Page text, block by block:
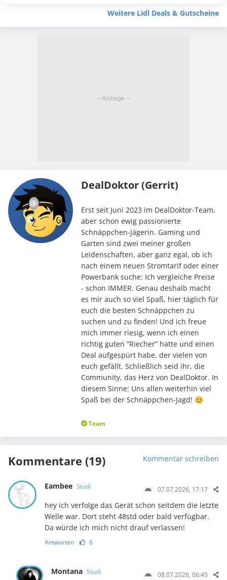
Weitere Lidl Deals & Gutscheine
DealDoktor (Gerrit)
Erst seit Juni 2023 im DealDoktor-Team,
aber schon ewig passionierte
Schnäppchen-Jägerin. Gaming und
Garten sind zwei meiner großen
Leidenschaften, aber ganz egal, ob ich
nach einem neuen Stromtarif oder einer
Powerbank suche: Ich vergleiche Preise
- schon IMMER. Genau deshalb macht
es mir auch so viel Spaß, hier täglich für
euch die besten Schnäppchen zu
suchen und zu finden! Und ich freue
mich immer riesig, wenn ich einen
richtig guten “Riecher” hatte und einen
Deal aufgespürt habe, der vielen von
euch gefällt. Schließlich seid ihr, die
Community, das Herz von DealDoktor. In
diesem Sinne: Uns allen weiterhin viel
Spaß bei der Schnäppchen-Jagd! 😊
Team
Kommentare (19) Kommentar schreiben
Eambee Studi 07.07.2026, 17:17
hey ich verfolge das Gerät schon seitdem die letzte
Welle war. Dort steht 48std oder bald verfügbar.
Da würde ich mich nicht drauf verlassen!
Antworten 6
Montana Studi 08.07.2026, 06:45